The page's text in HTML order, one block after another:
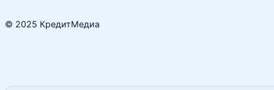
© 2025 КредитМедиа